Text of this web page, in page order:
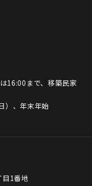
16:00まで、移築民家
）、年末年始
目1番地